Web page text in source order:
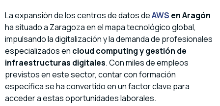
La expansión de los centros de datos deAWS en Aragón
ha situado a Zaragoza en el mapa tecnológico global,
impulsando la digitalización y la demanda de profesionales
especializados en cloud computing y gestión de
infraestructuras digitales. Con miles de empleos
previstos en este sector, contar con formación
específica se ha convertido en un factor clave para
acceder a estas oportunidades laborales.